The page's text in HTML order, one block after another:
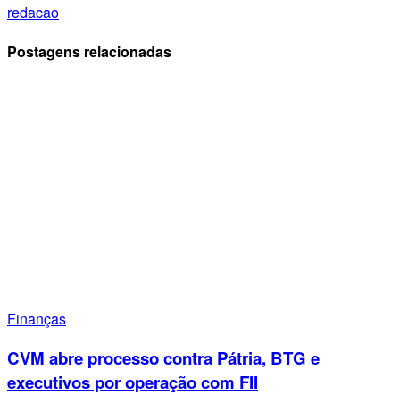
redacao
Postagens relacionadas
Finanças
CVM abre processo contra Pátria, BTG e
executivos por operação com FII